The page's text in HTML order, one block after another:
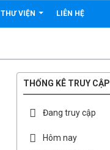
THƯ VIỆN LIÊN HỆ
THỐNG KÊ TRUY CẬP
Đang truy cập
Hôm nay